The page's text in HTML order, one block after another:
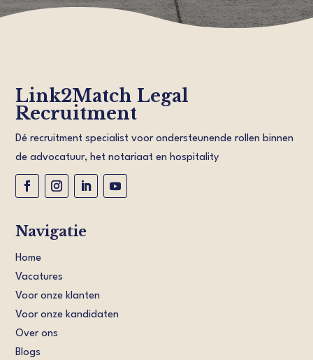
Link2Match Legal
Recruitment
Dé recruitment specialist voor ondersteunende rollen binnen
de advocatuur, het notariaat en hospitality
Navigatie
Home
Vacatures
Voor onze klanten
Voor onze kandidaten
Over ons
Blogs